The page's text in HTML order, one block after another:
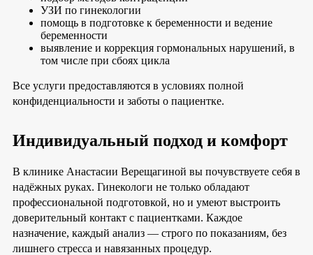
УЗИ по гинекологии
помощь в подготовке к беременности и ведение
беременности
выявление и коррекция гормональных нарушений, в
том числе при сбоях цикла
Все услуги предоставляются в условиях полной
конфиденциальности и заботы о пациентке.
Индивидуальный подход и комфорт
В клинике Анастасии Верещагиной вы почувствуете себя в
надёжных руках. Гинекологи не только обладают
профессиональной подготовкой, но и умеют выстроить
доверительный контакт с пациентками. Каждое
назначение, каждый анализ — строго по показаниям, без
лишнего стресса и навязанных процедур.